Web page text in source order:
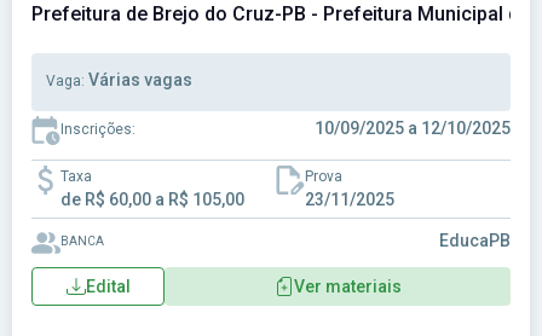
Prefeitura de Brejo do Cruz-PB - Prefeitura Municipal de
Vaga: Várias vagas
Inscrições: 10/09/2025 a 12/10/2025
Taxa
de R$ 60,00 a R$ 105,00
Prova
23/11/2025
BANCA EducaPB
Edital Ver materiais